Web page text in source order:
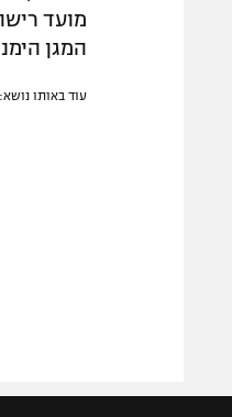
מועד
המגן
עוד באותו נושא: